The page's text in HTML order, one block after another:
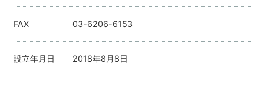
FAX 03-6206-6153
設立年月日 2018年8月8日